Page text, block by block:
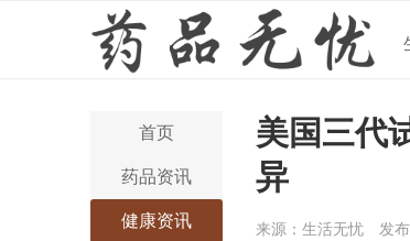
首页
药品资讯
健康资讯
美国三代
异
来源：生活无忧 发